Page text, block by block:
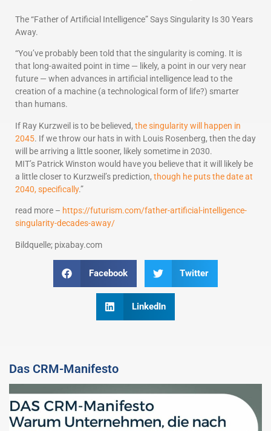
The “Father of Artificial Intelligence” Says Singularity Is 30 Years
Away.
“You’ve probably been told that the singularity is coming. It is
that long-awaited point in time — likely, a point in our very near
future — when advances in artificial intelligence lead to the
creation of a machine (a technological form of life?) smarter
than humans.
If Ray Kurzweil is to be believed, the singularity will happen in
2045. If we throw our hats in with Louis Rosenberg, then the day
will be arriving a little sooner, likely sometime in 2030.
MIT’s Patrick Winston would have you believe that it will likely be
a little closer to Kurzweil’s prediction, though he puts the date at
2040, specifically.”
read more – https://futurism.com/father-artificial-intelligence-
singularity-decades-away/
Bildquelle; pixabay.com
Facebook Twitter
LinkedIn
Das CRM-Manifesto